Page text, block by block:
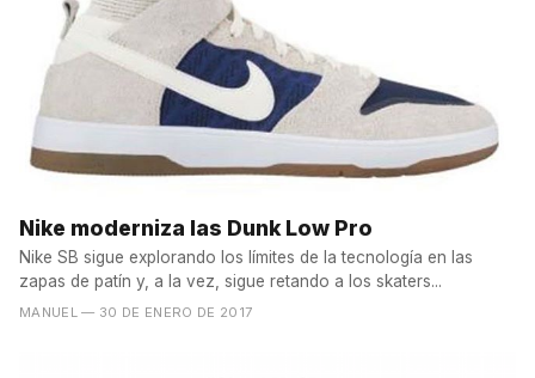
Nike moderniza las Dunk Low Pro
Nike SB sigue explorando los límites de la tecnología en las
zapas de patín y, a la vez, sigue retando a los skaters...
MANUEL — 30 DE ENERO DE 2017